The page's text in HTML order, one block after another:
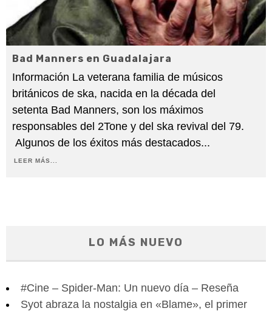
Bad Manners en Guadalajara
Información La veterana familia de músicos
británicos de ska, nacida en la década del
setenta Bad Manners, son los máximos
responsables del 2Tone y del ska revival del 79.
Algunos de los éxitos más destacados...
LEER MÁS...
LO MÁS NUEVO
#Cine – Spider-Man: Un nuevo día – Reseña
Syot abraza la nostalgia en «Blame», el primer